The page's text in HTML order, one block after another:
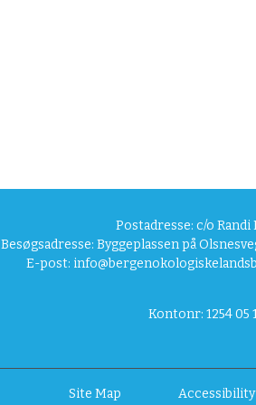
Postadresse: c/o
Besøgsadresse: Byggeplassen på
E-post:
Kontonr: 1254 05
Site Map Accessibility